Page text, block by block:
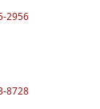
2956
8728